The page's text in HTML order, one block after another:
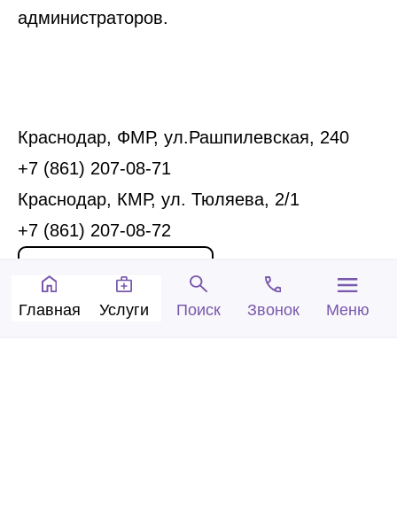
администраторов.
Краснодар, ФМР, ул.Рашпилевская, 240
+7 (861) 207-08-71
Краснодар, КМР, ул. Тюляева, 2/1
+7 (861) 207-08-72
Запись на прием
Обратный звонок
Главная Услуги Поиск Звонок Меню